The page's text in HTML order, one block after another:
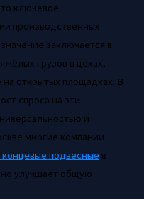
ключевое
производственных
заключается в
грузов в цехах,
открытых площадках. В
спроса на эти
и
многие компании
концевые подвесные в
улучшает общую